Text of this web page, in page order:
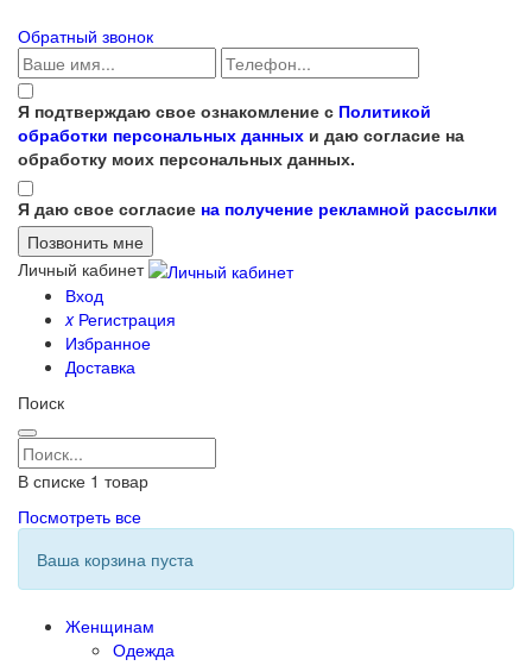
Обратный звонок
Я подтверждаю свое ознакомление с Политикой
обработки персональных данных и даю согласие на
обработку моих персональных данных.
Я даю свое согласие на получение рекламной рассылки
Личный кабинет
Вход
xРегистрация
Избранное
Доставка
Поиск
В списке 1 товар
Посмотреть все
Ваша корзина пуста
Женщинам
Одежда